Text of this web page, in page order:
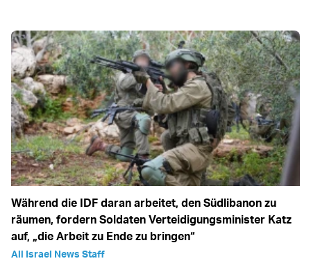
Während die IDF daran arbeitet, den Südlibanon zu
räumen, fordern Soldaten Verteidigungsminister Katz
auf, „die Arbeit zu Ende zu bringen“
All Israel News Staff